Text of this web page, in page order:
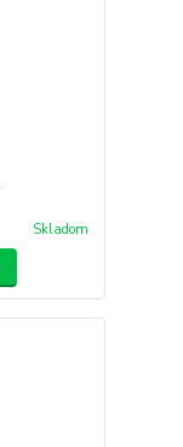
Skladom